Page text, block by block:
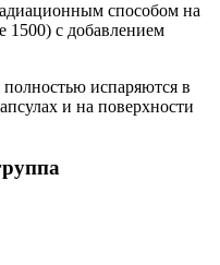
способом на
1500) с добавлением
испаряются в
и на поверхности